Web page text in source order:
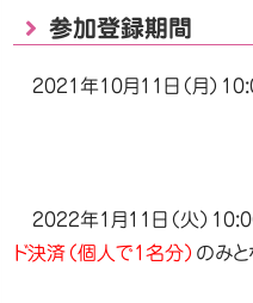
参加登録期間
2021年10月11日（月）
2022年1月11日（火）
ド決済（個人で1名分） のみと